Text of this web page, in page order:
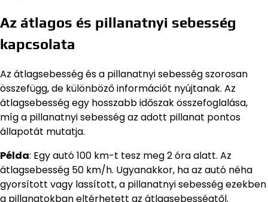
Az átlagos és pillanatnyi sebesség
kapcsolata
Az átlagsebesség és a pillanatnyi sebesség szorosan
összefügg, de különböző információt nyújtanak. Az
átlagsebesség egy hosszabb időszak összefoglalása,
míg a pillanatnyi sebesség az adott pillanat pontos
állapotát mutatja.
Példa: Egy autó 100 km-t tesz meg 2 óra alatt. Az
átlagsebesség 50 km/h. Ugyanakkor, ha az autó néha
gyorsított vagy lassított, a pillanatnyi sebesség ezekben
a pillanatokban eltérhetett az átlagsebességtől.